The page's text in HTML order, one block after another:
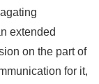
extended
on the part of
for it,